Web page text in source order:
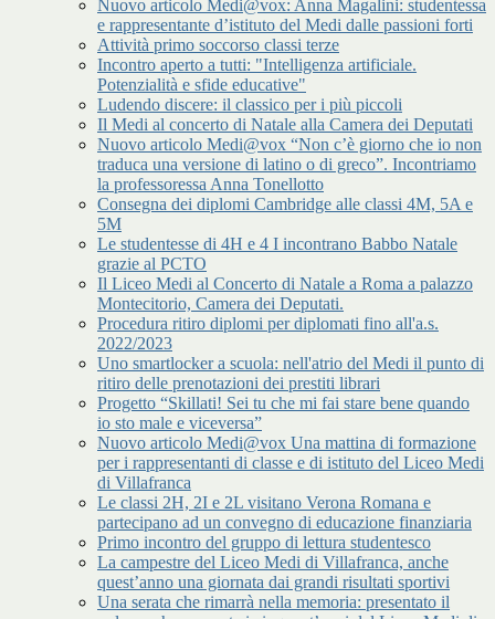
Nuovo articolo Medi@vox: Anna Magalini: studentessa
e rappresentante d’istituto del Medi dalle passioni forti
Attività primo soccorso classi terze
Incontro aperto a tutti: "Intelligenza artificiale.
Potenzialità e sfide educative"
Ludendo discere: il classico per i più piccoli
Il Medi al concerto di Natale alla Camera dei Deputati
Nuovo articolo Medi@vox “Non c’è giorno che io non
traduca una versione di latino o di greco”. Incontriamo
la professoressa Anna Tonellotto
Consegna dei diplomi Cambridge alle classi 4M, 5A e
5M
Le studentesse di 4H e 4 I incontrano Babbo Natale
grazie al PCTO
Il Liceo Medi al Concerto di Natale a Roma a palazzo
Montecitorio, Camera dei Deputati.
Procedura ritiro diplomi per diplomati fino all'a.s.
2022/2023
Uno smartlocker a scuola: nell'atrio del Medi il punto di
ritiro delle prenotazioni dei prestiti librari
Progetto “Skillati! Sei tu che mi fai stare bene quando
io sto male e viceversa”
Nuovo articolo Medi@vox Una mattina di formazione
per i rappresentanti di classe e di istituto del Liceo Medi
di Villafranca
Le classi 2H, 2I e 2L visitano Verona Romana e
partecipano ad un convegno di educazione finanziaria
Primo incontro del gruppo di lettura studentesco
La campestre del Liceo Medi di Villafranca, anche
quest’anno una giornata dai grandi risultati sportivi
Una serata che rimarrà nella memoria: presentato il